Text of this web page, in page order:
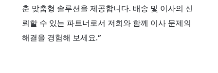
춘 맞춤형 솔루션을 제공합니다. 배송 및 이사의 신
뢰할 수 있는 파트너로서 저희와 함께 이사 문제의
해결을 경험해 보세요.”